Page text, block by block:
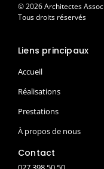
© 2026 Architectes
Tous droits réservés
Liens principaux
Accueil
Réalisations
Prestations
À propos de nous
Contact